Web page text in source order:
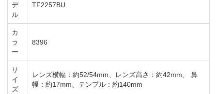
デ
ル
TF2257BU
カ
ラ
ー
8396
サ
イ
ズ
レンズ横幅：約52/54mm、レンズ高さ：約42mm、 鼻
幅：約17mm、テンプル：約140mm